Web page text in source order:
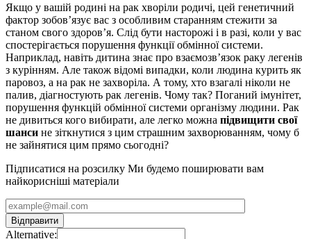
Якщо у вашій родині на рак хворіли родичі, цей генетичний
фактор зобов’язує вас з особливим старанням стежити за
станом свого здоров’я. Слід бути насторожі і в разі, коли у вас
спостерігається порушення функції обмінної системи.
Наприклад, навіть дитина знає про взаємозв’язок раку легенів
з курінням. Але також відомі випадки, коли людина курить як
паровоз, а на рак не захворіла. А тому, хто взагалі ніколи не
палив, діагностують рак легенів. Чому так? Поганий імунітет,
порушення функцій обмінної системи організму людини. Рак
не дивиться кого вибирати, але легко можна підвищити свої
шанси не зіткнутися з цим страшним захворюванням, чому б
не зайнятися цим прямо сьогодні?
Підписатися на розсилку Ми будемо поширювати вам
найкорисніші матеріали
Alternative: